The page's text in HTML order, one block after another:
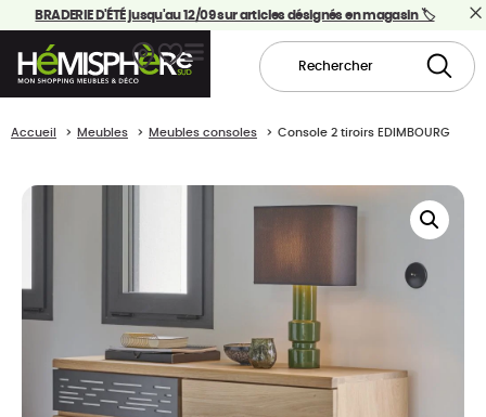
BRADERIE D'ÉTÉ jusqu'au 12/09 sur articles désignés en magasin 🏷️
Accueil Meubles Meubles consoles Console 2 tiroirs EDIMBOURG